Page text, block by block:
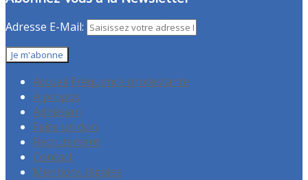
Adresse E-Mail:
Accueil Fréquence protestante
A propos
Adhésion
Faire un don
Recrutement
Contact
Mentions légales